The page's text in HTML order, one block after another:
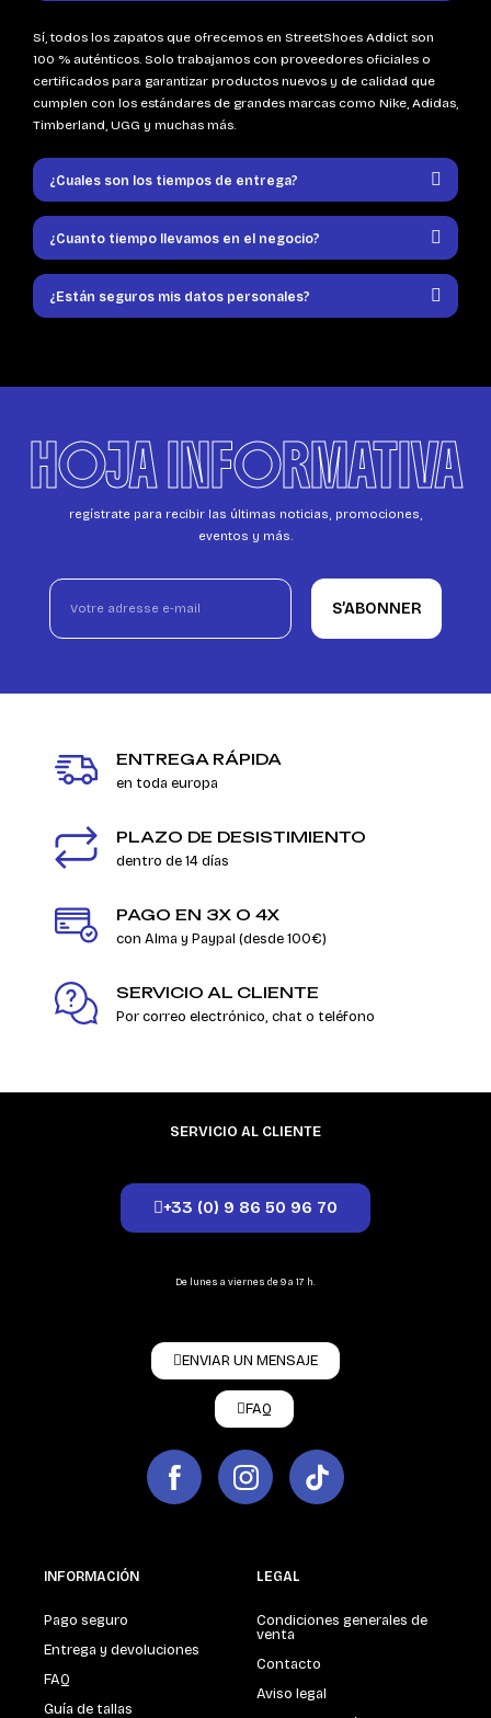
Sí, todos los zapatos que ofrecemos en StreetShoes Addict son
100 % auténticos. Solo trabajamos con proveedores oficiales o
certificados para garantizar productos nuevos y de calidad que
cumplen con los estándares de grandes marcas como Nike, Adidas,
Timberland, UGG y muchas más.
¿Cuales son los tiempos de entrega?
¿Cuanto tiempo llevamos en el negocio?
¿Están seguros mis datos personales?
HOJA INFORMATIVA
regístrate para recibir las últimas noticias, promociones,
eventos y más.
S’ABONNER
ENTREGA RÁPIDA
en toda europa
PLAZO DE DESISTIMIENTO
dentro de 14 días
PAGO EN 3X O 4X
con Alma y Paypal (desde 100€)
SERVICIO AL CLIENTE
Por correo electrónico, chat o teléfono
SERVICIO AL CLIENTE
+33 (0) 9 86 50 96 70
De lunes a viernes de 9 a 17 h.
ENVIAR UN MENSAJE
FAQ
INFORMACIÓN
Pago seguro
Entrega y devoluciones
FAQ
Guía de tallas
LEGAL
Condiciones generales de
venta
Contacto
Aviso legal